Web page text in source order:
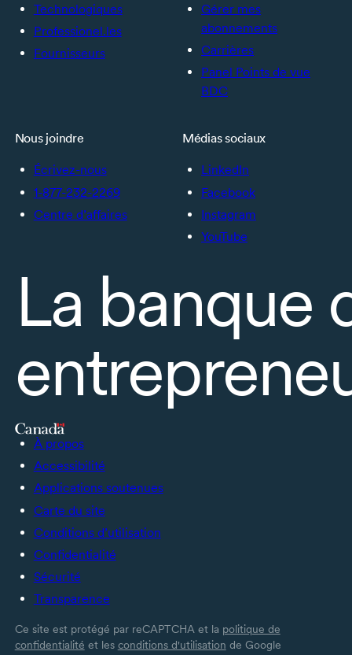
Technologiques
Professionel.les
Fournisseurs
Gérer mes
abonnements
Carrières
Panel Points de vue
BDC
Nous joindre
Écrivez-nous
1-877-232-2269
Centre d’affaires
Médias sociaux
LinkedIn
Facebook
Instagram
YouTube
La banque
À propos
Accessibilité
Applications soutenues
Carte du site
Conditions d’utilisation
Confidentialité
Sécurité
Transparence
Ce site est protégé par reCAPTCHA et la politique de
confidentialité et les conditions d'utilisation de Google